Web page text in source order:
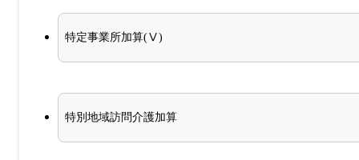
特定事業所加算(Ⅴ)
特別地域訪問介護加算